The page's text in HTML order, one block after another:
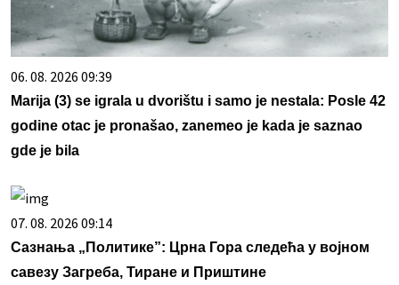
06. 08. 2026 09:39
Marija (3) se igrala u dvorištu i samo je nestala: Posle 42
godine otac je pronašao, zanemeo je kada je saznao
gde je bila
07. 08. 2026 09:14
Сазнања „Политике”: Црна Гора следећа у војном
савезу Загреба, Тиране и Приштине